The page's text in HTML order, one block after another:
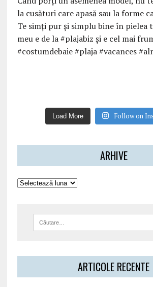
Load More Follow on
ARHIVE
ARTICOLE RECENTE